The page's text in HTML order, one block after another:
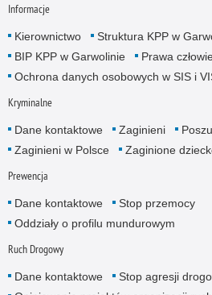
Informacje
Kierownictwo
Struktura KPP w
BIP KPP w Garwolinie
Prawa
Ochrona danych osobowych w SIS i
Kryminalne
Dane kontaktowe Zaginieni
Zaginieni w Polsce
Zaginione
Prewencja
Dane kontaktowe
Stop przemocy
Oddziały o profilu mundurowym
Ruch Drogowy
Dane kontaktowe
Stop agresji